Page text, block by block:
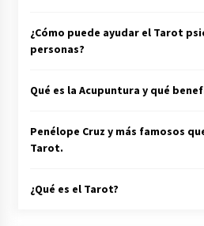
¿Cómo puede ayudar el Tarot
personas?
Qué es la Acupuntura y qué
Penélope Cruz y más famosos
Tarot.
¿Qué es el Tarot?